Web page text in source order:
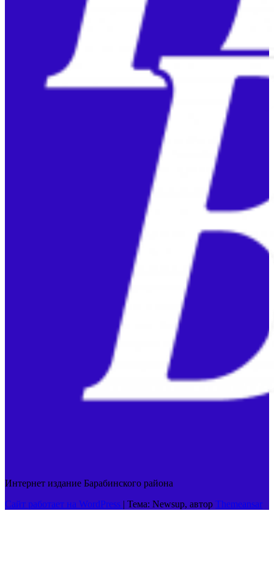
Интернет издание Барабинского района
Сайт работает на WordPress | Тема: Newsup, автор Themeansar